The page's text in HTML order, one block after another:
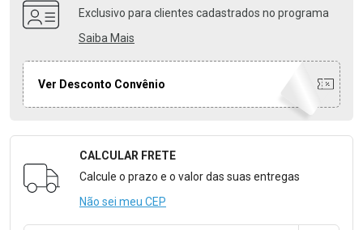
Exclusivo para clientes cadastrados no programa
Saiba Mais
Ver Desconto Convênio
Formulário para Calcular o Frete
CALCULAR FRETE
Calcule o prazo e o valor das suas entregas
Não sei meu CEP